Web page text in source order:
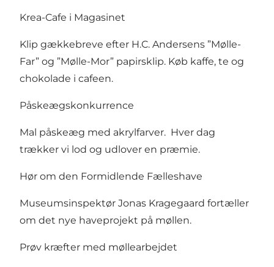
Krea-Cafe i Magasinet
Klip gækkebreve efter H.C. Andersens ”Mølle-
Far” og ”Mølle-Mor” papirsklip. Køb kaffe, te og
chokolade i cafeen.
Påskeægskonkurrence
Mal påskeæg med akrylfarver. Hver dag
trækker vi lod og udlover en præmie.
Hør om den Formidlende Fælleshave
Museumsinspektør Jonas Kragegaard fortæller
om det nye haveprojekt på møllen.
Prøv kræfter med møllearbejdet